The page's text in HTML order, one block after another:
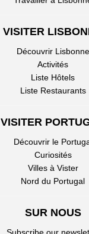
VISITER
Découvrir Lisbonne
Activités
Liste Hôtels
Liste Restaurants
VISITER
Découvrir le
Curiosités
Villes à Vister
Nord du Portugal
SUR NOUS